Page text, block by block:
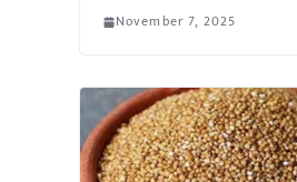
November 7, 2025